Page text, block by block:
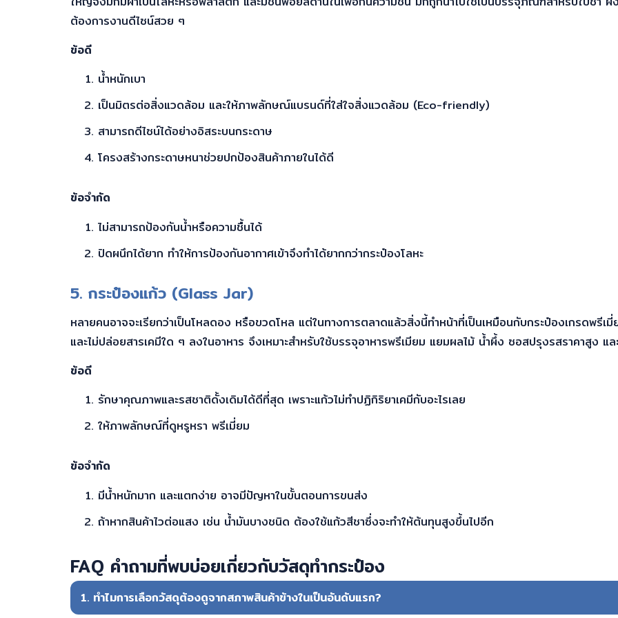
ต้องการงานดีไซน์สวย ๆ
ข้อดี
น้ำหนักเบา
เป็นมิตรต่อสิ่งแวดล้อม และให้ภาพลักษณ์แบรนด์ที่ใส่ใจสิ่งแวดล้อม (Eco-friendly)
สามารถดีไซน์ได้อย่างอิสระบนกระดาษ
โครงสร้างกระดาษหนาช่วยปกป้องสินค้าภายในได้ดี
ข้อจำกัด
ไม่สามารถป้องกันน้ำหรือความชื้นได้
ปิดผนึกได้ยาก ทำให้การป้องกันอากาศเข้าจึงทำได้ยากกว่ากระป๋องโลหะ
5. กระป๋องแก้ว (Glass Jar)
หลายคนอาจจะเรียกว่าเป็นโหลดอง หรือขวดโหล แต่ในทางการตลาดแล้วสิ่งนี้ทำหน้าที่เป็นเหมือนกับกระป๋องเกรดพรี
และไม่ปล่อยสารเคมีใด ๆ ลงในอาหาร จึงเหมาะสำหรับใช้บรรจุอาหารพรีเมียม แยมผลไม้ น้ำผึ้ง ซอสปรุงรสราคาสูง แล
ข้อดี
รักษาคุณภาพและรสชาติดั้งเดิมได้ดีที่สุด เพราะแก้วไม่ทำปฏิกิริยาเคมีกับอะไรเลย
ให้ภาพลักษณ์ที่ดูหรูหรา พรีเมี่ยม
ข้อจำกัด
มีน้ำหนักมาก และแตกง่าย อาจมีปัญหาในขั้นตอนการขนส่ง
ถ้าหากสินค้าไวต่อแสง เช่น น้ำมันบางชนิด ต้องใช้แก้วสีชาซึ่งจะทำให้ต้นทุนสูงขึ้นไปอีก
FAQ คำถามที่พบบ่อยเกี่ยวกับวัสดุทำกระป๋อง
1. ทำไมการเลือกวัสดุต้องดูจากสภาพสินค้าข้างในเป็นอันดับแรก?